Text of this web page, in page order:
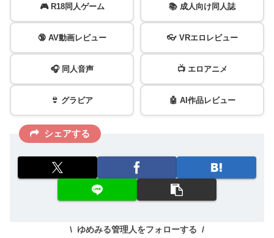
🎮 R18同人ゲーム 📚 成人向け同人誌
🔞 AV動画レビュー 👓 VRエロレビュー
🎧 同人音声 📺 エロアニメ
👙 グラビア 🤖 AI作品レビュー
シェアする
ゆめみる管理人をフォローする